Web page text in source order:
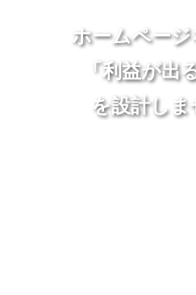
ホームペー
「利益が出
を設計し